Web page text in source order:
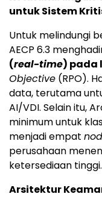
untuk Sistem
Untuk melindungi
AECP 6.3
(real-time) pada
Objective (RPO).
data, terutama
AI/VDI. Selain itu,
minimum untuk
menjadi empat
perusahaan
ketersediaan tinggi.
Arsitektur